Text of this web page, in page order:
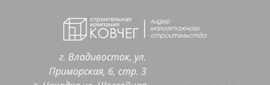
г. Владивосток, ул.
Приморская, 6, стр. 3